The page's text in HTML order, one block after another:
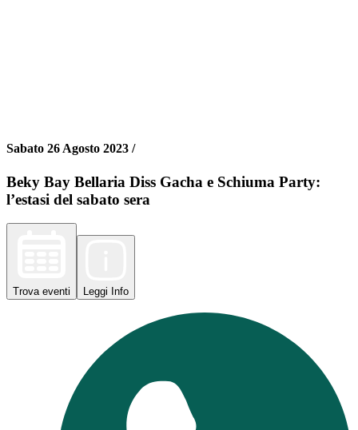
Sabato 26 Agosto 2023 /
Beky Bay Bellaria Diss Gacha e Schiuma Party:
l’estasi del sabato sera
Trova eventi Leggi Info